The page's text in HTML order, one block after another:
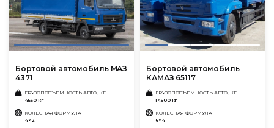
Бортовой автомобиль МАЗ
4371
ГРУЗОПОДЪЕМНОСТЬ АВТО, КГ
4550 кг
КОЛЕСНАЯ ФОРМУЛА
4×2
Бортовой автомобиль
КАМАЗ 65117
ГРУЗОПОДЪЕМНОСТЬ АВТО, КГ
14500 кг
КОЛЕСНАЯ ФОРМУЛА
6×4